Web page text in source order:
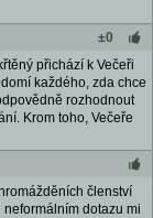
±0
přichází k Večeři
každého, zda chce
rozhodnout
Krom toho, Večeře
členství
dotazu mi